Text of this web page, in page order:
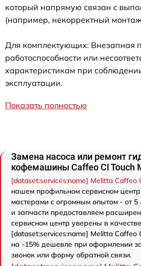
который напрямую связан с
(например, некорректный
Для комплектующих: Внезапная
работоспособности или
характеристикам при
эксплуатации.
Показать полностью
Замена насоса или ремонт
кофемашины Caffeo CI Touch
[dataset:services:name] Melitta Caffeo
нашем профильном сервисном
мастерами с огромным опытом - от 5
и запчасти предоставляем
сервисном центр уверены в
[dataset:services:name] Melitta Caffeo
на -15% дешевле при оформлении
звонок или форму обратной связи.